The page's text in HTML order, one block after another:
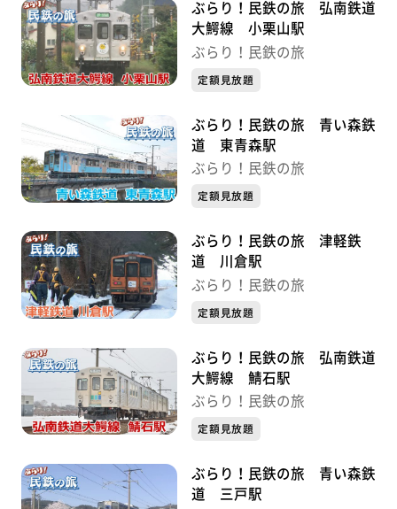
ぶらり！民鉄の旅 弘南鉄道
大鰐線 小栗山駅
ぶらり！民鉄の旅
定額見放題
ぶらり！民鉄の旅 青い森鉄
道 東青森駅
ぶらり！民鉄の旅
定額見放題
ぶらり！民鉄の旅 津軽鉄
道 川倉駅
ぶらり！民鉄の旅
定額見放題
ぶらり！民鉄の旅 弘南鉄道
大鰐線 鯖石駅
ぶらり！民鉄の旅
定額見放題
ぶらり！民鉄の旅 青い森鉄
道 三戸駅